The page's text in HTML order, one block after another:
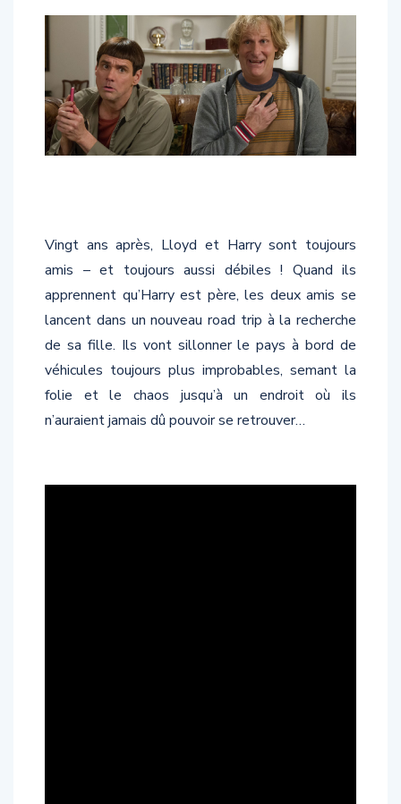
Vingt ans après, Lloyd et Harry sont toujours
amis – et toujours aussi débiles ! Quand ils
apprennent qu’Harry est père, les deux amis se
lancent dans un nouveau road trip à la recherche
de sa fille. Ils vont sillonner le pays à bord de
véhicules toujours plus improbables, semant la
folie et le chaos jusqu’à un endroit où ils
n’auraient jamais dû pouvoir se retrouver…